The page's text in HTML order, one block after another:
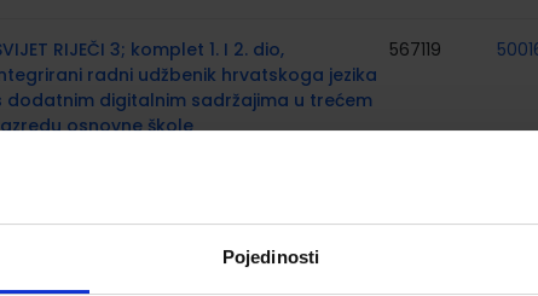
Pojedinosti
RIJEČI 3; komplet 1. I 2. dio,
radni udžbenik hrvatskoga jezika
dodatnim digitalnim sadržajima u trećem
osnovne škole
567119